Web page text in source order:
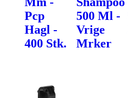
Pcp
Hagl -
400 Stk.
500 Ml -
Vrige
Mrker